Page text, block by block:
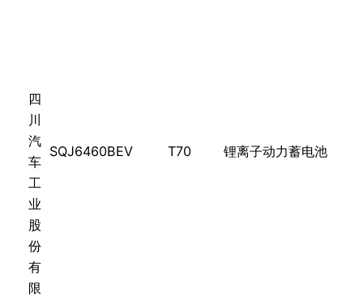
四
川
汽
车
工
业
股
份
有
限
SQJ6460BEV T70 锂离子动力蓄电池